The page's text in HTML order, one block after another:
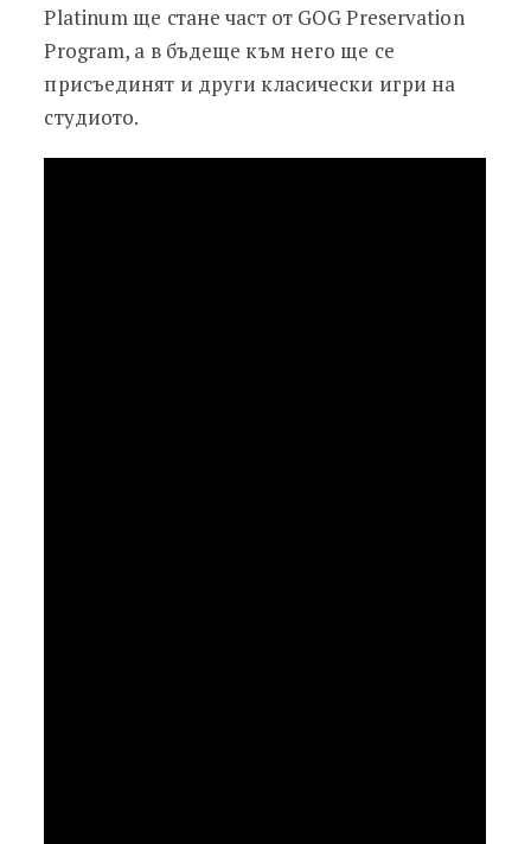
Platinum ще стане част от GOG Preservation
Program, а в бъдеще към него ще се
присъединят и други класически игри на
студиото.